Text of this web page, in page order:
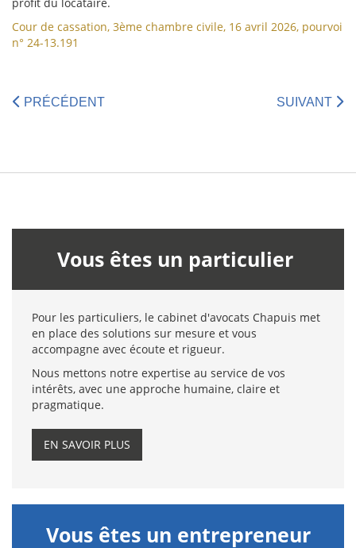
Cour de cassation, 3ème chambre civile, 16 avril 2026, pourvoi
n° 24-13.191
PRÉCÉDENT SUIVANT
Vous êtes un particulier
Pour les particuliers, le cabinet d'avocats Chapuis met
en place des solutions sur mesure et vous
accompagne avec écoute et rigueur.
Nous mettons notre expertise au service de vos
intérêts, avec une approche humaine, claire et
pragmatique.
EN SAVOIR PLUS
Vous êtes un entrepreneur